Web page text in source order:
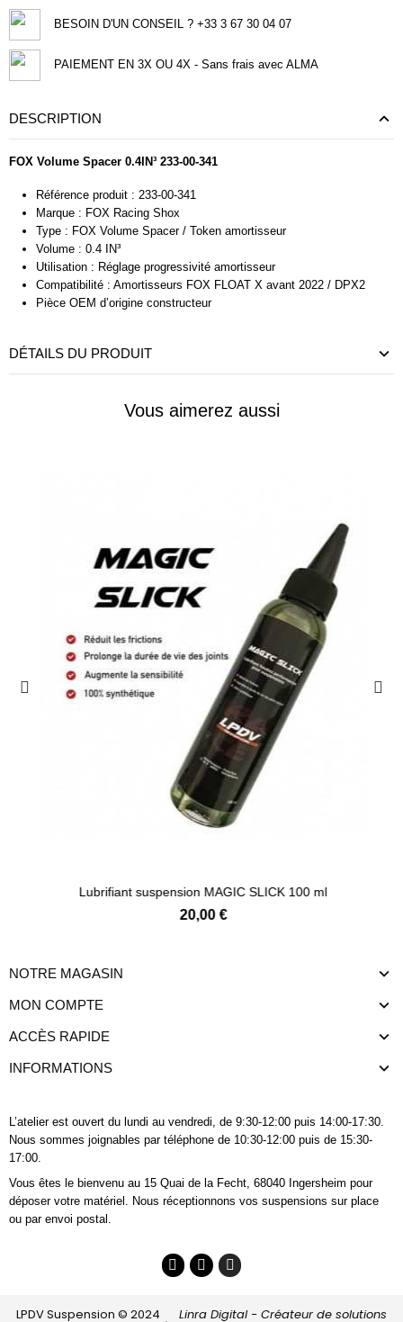
BESOIN D'UN CONSEIL ? +33 3 67 30 04 07
PAIEMENT EN 3X OU 4X - Sans frais avec ALMA
DESCRIPTION
FOX Volume Spacer 0.4IN³ 233-00-341
Référence produit : 233-00-341
Marque : FOX Racing Shox
Type : FOX Volume Spacer / Token amortisseur
Volume : 0.4 IN³
Utilisation : Réglage progressivité amortisseur
Compatibilité : Amortisseurs FOX FLOAT X avant 2022 / DPX2
Pièce OEM d’origine constructeur
DÉTAILS DU PRODUIT
Vous aimerez aussi
Lubrifiant suspension MAGIC SLICK 100 ml
20,00 €
NOTRE MAGASIN
MON COMPTE
ACCÈS RAPIDE
INFORMATIONS
L’atelier est ouvert du lundi au vendredi, de 9:30-12:00 puis 14:00-17:30.
Nous sommes joignables par téléphone de 10:30-12:00 puis de 15:30-
17:00.
Vous êtes le bienvenu au 15 Quai de la Fecht, 68040 Ingersheim pour
déposer votre matériel. Nous réceptionnons vos suspensions sur place
ou par envoi postal.
LPDV Suspension © 2024 Linra Digital - Créateur de solutions